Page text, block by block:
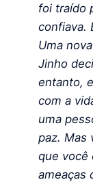
foi traído
confiava.
Uma
Jinho
entanto,
com a
uma
paz. Mas
que você
ameaças